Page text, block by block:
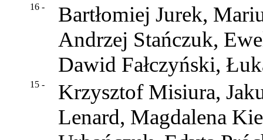
16 -
Bartłomiej Jurek,
Andrzej Stańczuk,
Dawid Fałczyński,
15 -
Krzysztof Misiura,
Lenard, Magdalena